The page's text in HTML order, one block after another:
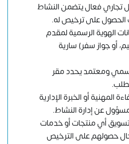
تجاري فعال يتضمن النشاط
الحصول على ترخيص له.
الهوية الرسمية لمقدم
أو جواز سفر) سارية
ومعتمد يحدد مقر
المهنية أو الخبرة الإدارية
عن إدارة النشاط.
تسويق أي منتجات أو خدمات
حال حصولهم على الترخيص